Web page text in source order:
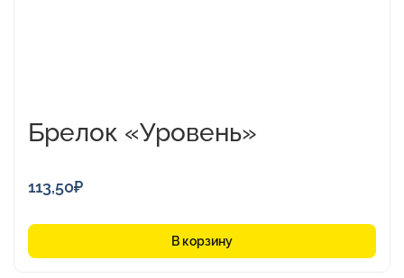
Брелок «Уровень»
113,50₽
В корзину